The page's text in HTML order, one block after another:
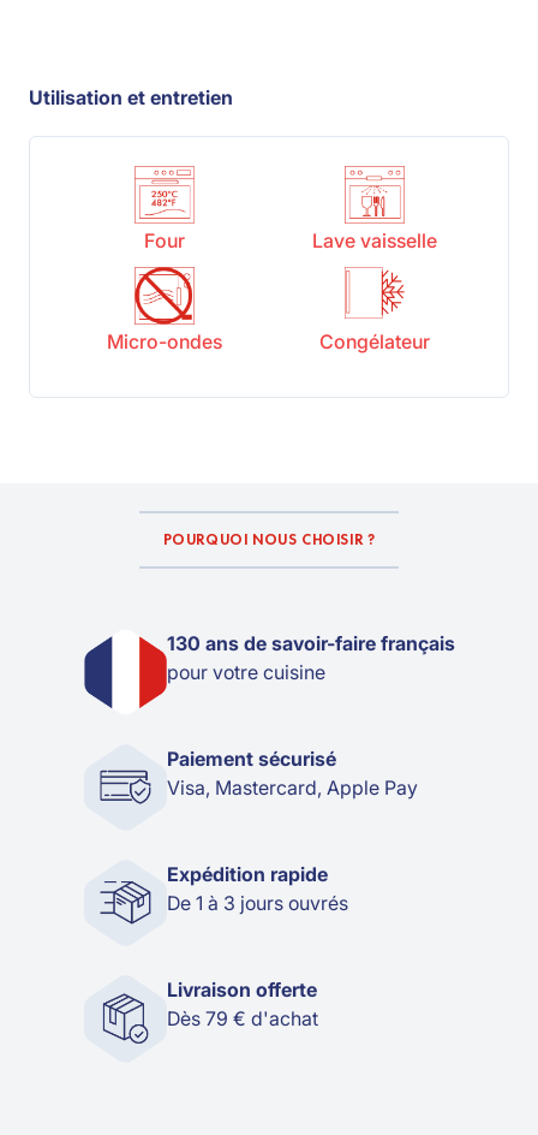
Utilisation et entretien
Four Lave vaisselle
Micro-ondes Congélateur
POURQUOI NOUS CHOISIR ?
130 ans de savoir-faire français
pour votre cuisine
Paiement sécurisé
Visa, Mastercard, Apple Pay
Expédition rapide
De 1 à 3 jours ouvrés
Livraison offerte
Dès 79 € d'achat